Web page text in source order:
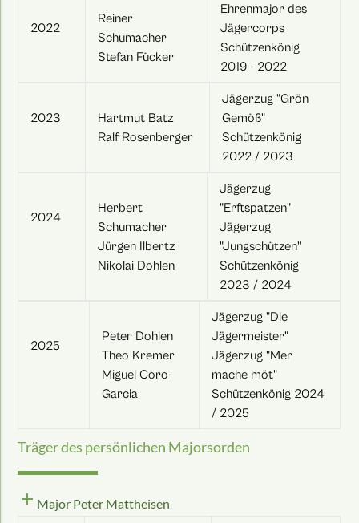
2022
Reiner
Schumacher
Stefan Fücker
Ehrenmajor des
Jägercorps
Schützenkönig
2019 - 2022
2023
Hartmut Batz
Ralf Rosenberger
Jägerzug "Grön
Gemöß"
Schützenkönig
2022 / 2023
2024
Herbert
Schumacher
Jürgen Ilbertz
Nikolai Dohlen
Jägerzug
"Erftspatzen"
Jägerzug
"Jungschützen"
Schützenkönig
2023 / 2024
2025
Peter Dohlen
Theo Kremer
Miguel Coro-
Garcia
Jägerzug "Die
Jägermeister"
Jägerzug "Mer
mache möt"
Schützenkönig 2024
/ 2025
Träger des persönlichen Majorsorden
add Major Peter Mattheisen